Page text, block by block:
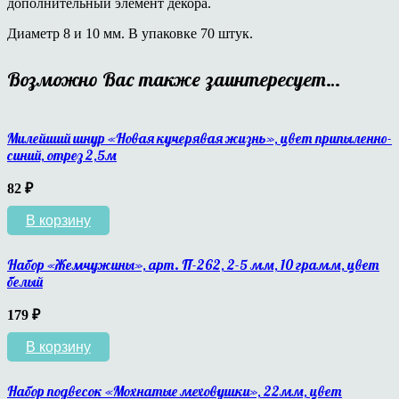
дополнительный элемент декора.
Диаметр 8 и 10 мм. В упаковке 70 штук.
Возможно Вас также заинтересует…
Милейший шнур «Новая кучерявая жизнь», цвет припыленно-
синий, отрез 2,5м
82 ₽
В корзину
Набор «Жемчужины», арт. П-262, 2-5 мм, 10 грамм, цвет
белый
179 ₽
В корзину
Набор подвесок «Мохнатые меховушки», 22мм, цвет